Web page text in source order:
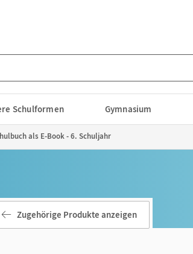
Schulformen Gymnasium
als E-Book - 6. Schuljahr
Zugehörige Produkte anzeigen